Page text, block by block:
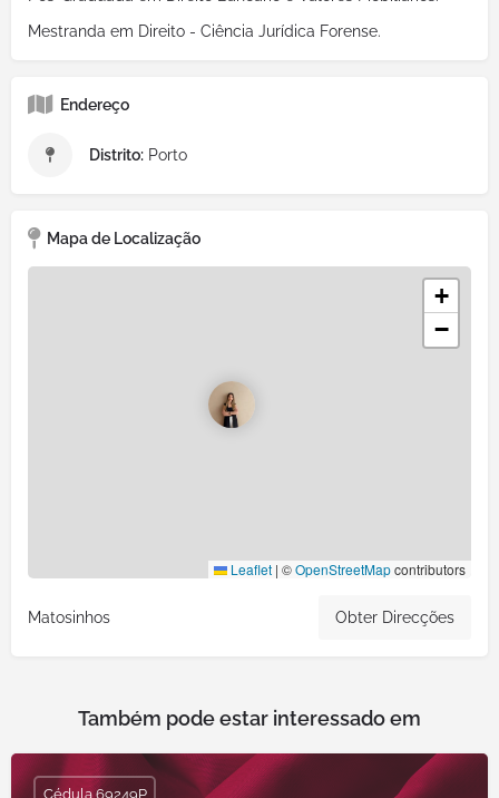
Mestranda em Direito - Ciência Jurídica Forense.
Endereço
Distrito: Porto
Mapa de Localização
+
−
Leaflet | ©OpenStreetMapcontributors
Matosinhos Obter Direcções
Também pode estar interessado em
Cédula 69249P